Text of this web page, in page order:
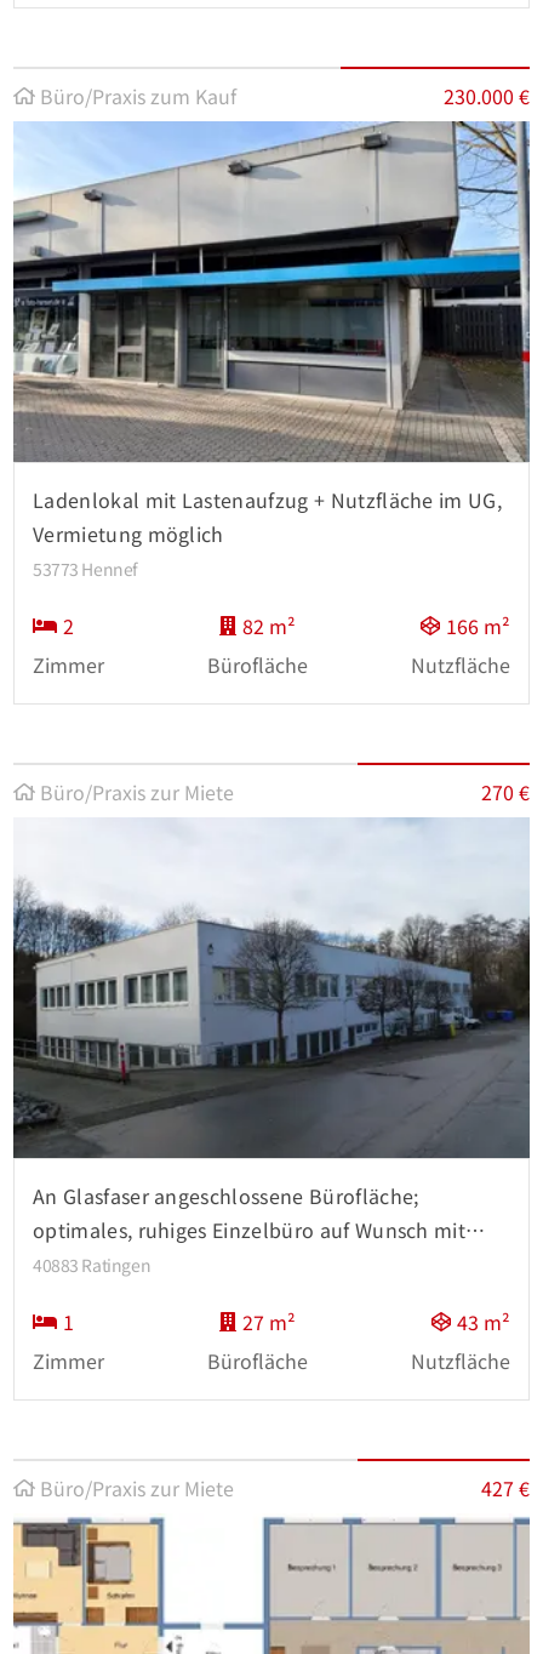
Büro/Praxis zum Kauf 230.000 €
Ladenlokal mit Lastenaufzug + Nutzfläche im UG,
Vermietung möglich
53773 Hennef
2
Zimmer
82 m²
Bürofläche
166 m²
Nutzfläche
Büro/Praxis zur Miete 270 €
An Glasfaser angeschlossene Bürofläche;
optimales, ruhiges Einzelbüro auf Wunsch mit
Stellplatz
40883 Ratingen
1
Zimmer
27 m²
Bürofläche
43 m²
Nutzfläche
Büro/Praxis zur Miete 427 €